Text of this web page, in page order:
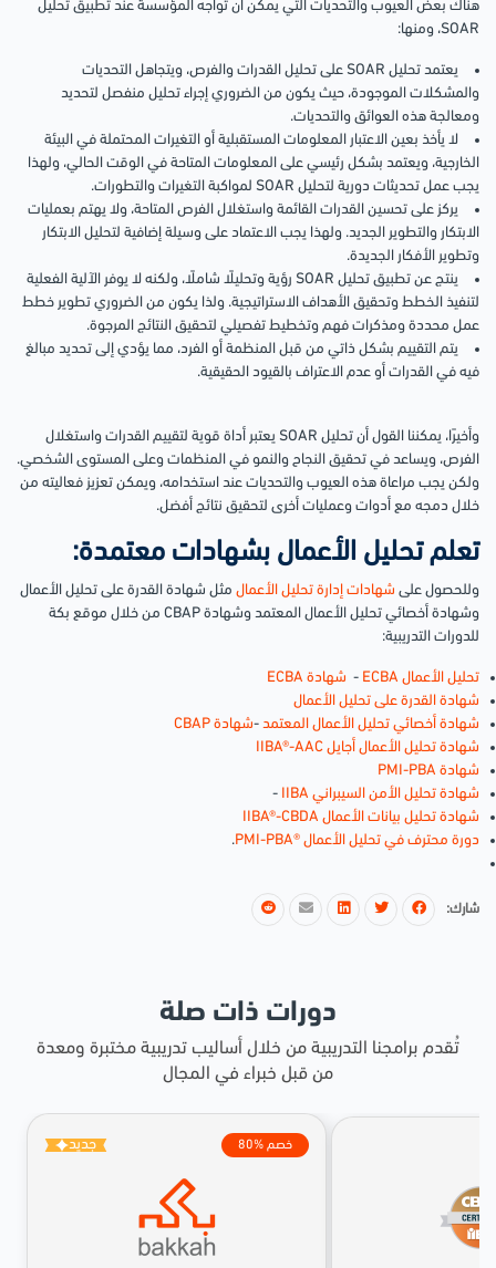
هناك بعض العيوب والتحديات التي يمكن أن تواجه المؤسسة عند تطبيق تحليل
SOAR، ومنها:
يعتمد تحليل SOAR على تحليل القدرات والفرص، ويتجاهل التحديات
والمشكلات الموجودة، حيث يكون من الضروري إجراء تحليل منفصل لتحديد
ومعالجة هذه العوائق والتحديات.
لا يأخذ بعين الاعتبار المعلومات المستقبلية أو التغيرات المحتملة في البيئة
الخارجية، ويعتمد بشكل رئيسي على المعلومات المتاحة في الوقت الحالي، ولهذا
يجب عمل تحديثات دورية لتحليل SOAR لمواكبة التغيرات والتطورات.
يركز على تحسين القدرات القائمة واستغلال الفرص المتاحة، ولا يهتم بعمليات
الابتكار والتطوير الجديد. ولهذا يجب الاعتماد على وسيلة إضافية لتحليل الابتكار
وتطوير الأفكار الجديدة.
ينتج عن تطبيق تحليل SOAR رؤية وتحليلًا شاملًا، ولكنه لا يوفر الآلية الفعلية
لتنفيذ الخطط وتحقيق الأهداف الاستراتيجية. ولذا يكون من الضروري تطوير خطط
عمل محددة ومذكرات فهم وتخطيط تفصيلي لتحقيق النتائج المرجوة.
يتم التقييم بشكل ذاتي من قبل المنظمة أو الفرد، مما يؤدي إلى تحديد مبالغ
فيه في القدرات أو عدم الاعتراف بالقيود الحقيقية.
وأخيرًا، يمكننا القول أن تحليل SOAR يعتبر أداة قوية لتقييم القدرات واستغلال
الفرص، ويساعد في تحقيق النجاح والنمو في المنظمات وعلى المستوى الشخصي.
ولكن يجب مراعاة هذه العيوب والتحديات عند استخدامه، ويمكن تعزيز فعاليته من
خلال دمجه مع أدوات وعمليات أخرى لتحقيق نتائج أفضل.
تعلم تحليل الأعمال بشهادات معتمدة:
وللحصول على شهادات إدارة تحليل الأعمال مثل شهادة القدرة على تحليل الأعمال
وشهادة أخصائي تحليل الأعمال المعتمد وشهادة CBAP من خلال موقع بكة
للدورات التدريبية:
تحليل الأعمال ECBA - شهادة ECBA
شهادة القدرة على تحليل الأعمال
شهادة أخصائي تحليل الأعمال المعتمد -شهادة CBAP
شهادة تحليل الأعمال أجايل IIBA®-AAC
شهادة PMI-PBA
شهادة تحليل الأمن السيبراني IIBA
-
شهادة تحليل بيانات الأعمال IIBA®-CBDA
دورة محترف في تحليل الأعمال ®PMI-PBA
.
شارك:
دورات ذات صلة
تُقدم برامجنا التدريبية من خلال أساليب تدريبية مختبرة ومعدة
من قبل خبراء في المجال
جديد 80% خصم